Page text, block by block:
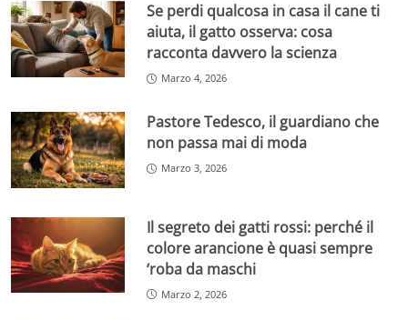
Se perdi qualcosa in casa il cane ti
aiuta, il gatto osserva: cosa
racconta davvero la scienza
Marzo 4, 2026
Pastore Tedesco, il guardiano che
non passa mai di moda
Marzo 3, 2026
Il segreto dei gatti rossi: perché il
colore arancione è quasi sempre
‘roba da maschi
Marzo 2, 2026